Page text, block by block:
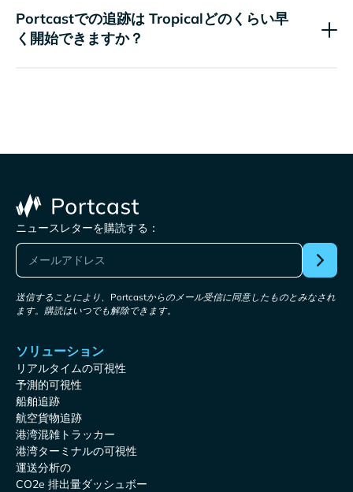
Portcastでの追跡は
どのくらい早
く開始できますか？
ニュースレターを購読する：
送信することにより、Portcastからのメール受信に同意したものとみなされ
ます。購読はいつでも解除できます。
ソリューション
リアルタイムの可視性
予測的可視性
船舶追跡
航空貨物追跡
港湾混雑トラッカー
港湾ターミナルの可視性
運送分析の
CO2e 排出量ダッシュボー